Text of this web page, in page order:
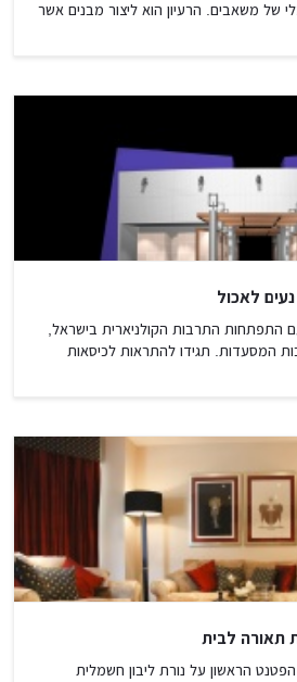
של משאבים. הרעיון הוא ליצור מבנים אשר
לאכול
התפתחות התרבות הקולניארית בישראל,
המסעדות. תגידו להתראות לכיסאות
תאורה לבית
הראשון על נורת ליבון חשמלית